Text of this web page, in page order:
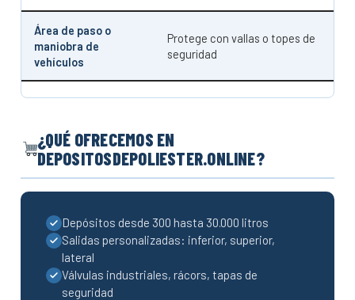
Área de paso o
maniobra de
vehículos
Protege con vallas o topes de
seguridad
¿QUÉ OFRECEMOS EN
DEPOSITOSDEPOLIESTER.ONLINE?
Depósitos desde 300 hasta 30.000 litros
Salidas personalizadas: inferior, superior,
lateral
Válvulas industriales, rácors, tapas de
seguridad